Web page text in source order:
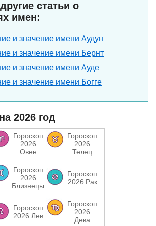
статьи о
имен:
и значение имени Аудун
и значение имени Бернт
и значение имени Ауде
и значение имени Богге
2026 год
Гороскоп
2026
Овен
Гороскоп
2026
Телец
Гороскоп
2026
Близнецы
Гороскоп
2026 Рак
Гороскоп
2026 Лев
Гороскоп
2026
Дева